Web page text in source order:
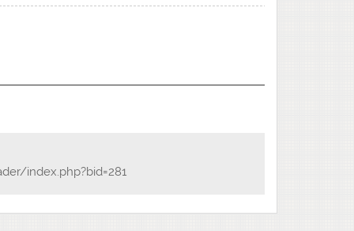
index.php?bid=281